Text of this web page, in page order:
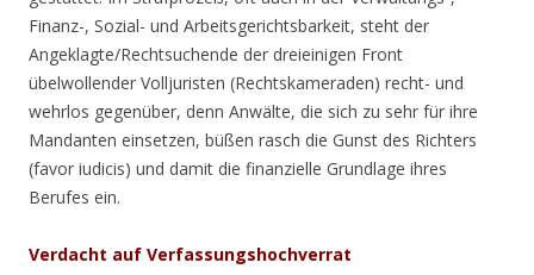
Finanz-, Sozial- und Arbeitsgerichtsbarkeit, steht der
Angeklagte/Rechtsuchende der dreieinigen Front
übelwollender Volljuristen (Rechtskameraden) recht- und
wehrlos gegenüber, denn Anwälte, die sich zu sehr für ihre
Mandanten einsetzen, büßen rasch die Gunst des Richters
(favor iudicis) und damit die finanzielle Grundlage ihres
Berufes ein.
Verdacht auf Verfassungshochverrat